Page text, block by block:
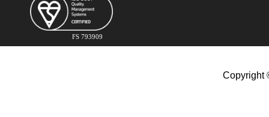
FS 793909
Copyright